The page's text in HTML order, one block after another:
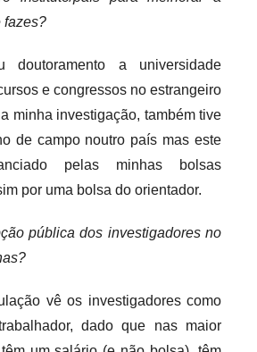
fazes?
doutoramento a universidade
e congressos no estrangeiro
minha investigação, também tive
de campo noutro país mas este
pelas minhas bolsas
por uma bolsa do orientador.
pública dos investigadores no
vê os investigadores como
dado que nas maior